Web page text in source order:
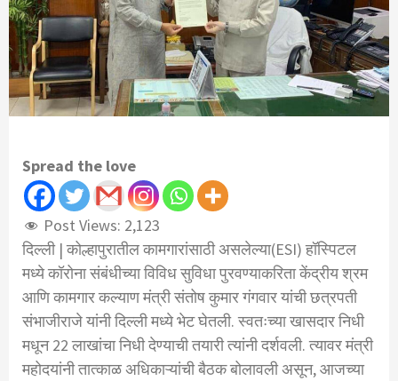
Spread the love
Post Views: 2,123
दिल्ली | कोल्हापुरातील कामगारांसाठी असलेल्या(ESI) हॉस्पिटल
मध्ये कॉरोना संबंधीच्या विविध सुविधा पुरवण्याकरिता केंद्रीय श्रम
आणि कामगार कल्याण मंत्री संतोष कुमार गंगवार यांची छत्रपती
संभाजीराजे यांनी दिल्ली मध्ये भेट घेतली. स्वतःच्या खासदार निधी
मधून 22 लाखांचा निधी देण्याची तयारी त्यांनी दर्शवली. त्यावर मंत्री
महोदयांनी तात्काळ अधिकाऱ्यांची बैठक बोलावली असून, आजच्या